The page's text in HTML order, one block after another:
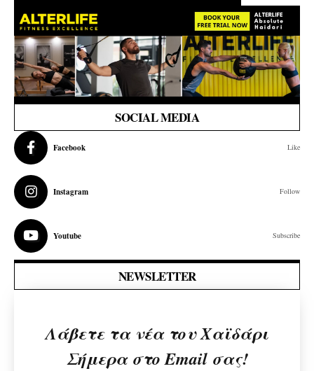
SOCIAL MEDIA
Facebook Like
Instagram Follow
Youtube Subscribe
NEWSLETTER
Λάβετε τα νέα του Χαϊδάρι
Σήμερα στο Email σας!